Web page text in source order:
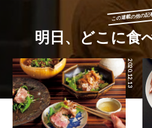
この連載の他の記
明日、どこに食
2020.12.13